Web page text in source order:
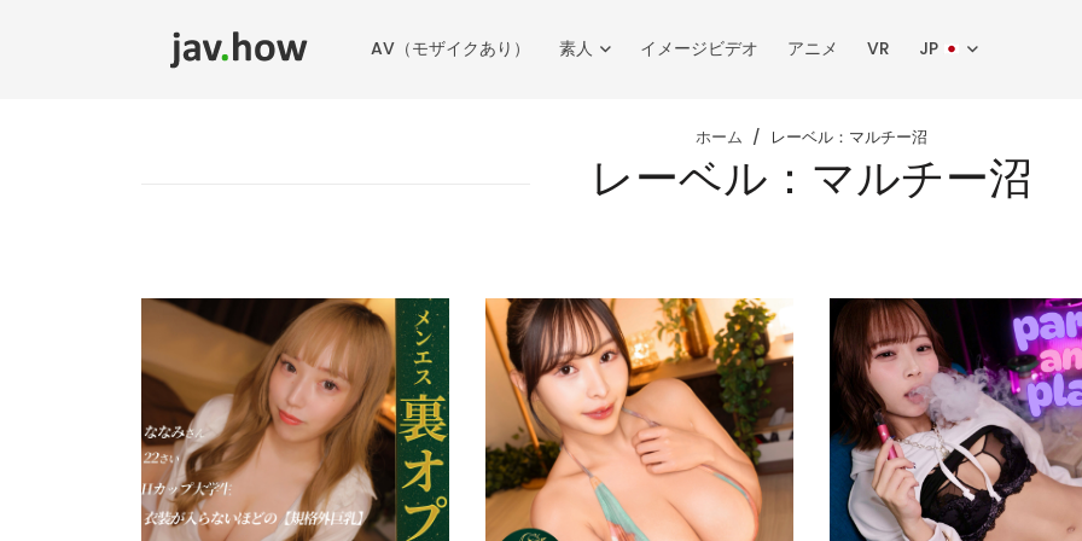
AV（モザイクあり） 素人 イメージビデオ アニメ VR JP
ホーム レーベル：マルチー沼
レーベル：マルチー沼